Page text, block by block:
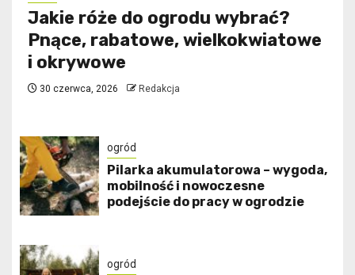
Jakie róże do ogrodu wybrać?
Pnące, rabatowe, wielkokwiatowe
i okrywowe
30 czerwca, 2026 Redakcja
ogród
Pilarka akumulatorowa – wygoda,
mobilność i nowoczesne
podejście do pracy w ogrodzie
ogród